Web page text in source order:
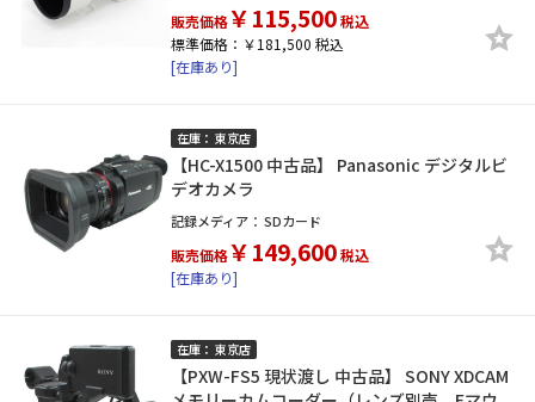
販売価格￥115,500税込
標準価格：￥181,500 税込
[在庫あり]
在庫： 東京店
【HC-X1500 中古品】 Panasonic デジタルビ
デオカメラ
記録メディア： SDカード
販売価格￥149,600税込
[在庫あり]
在庫： 東京店
【PXW-FS5 現状渡し 中古品】 SONY XDCAM